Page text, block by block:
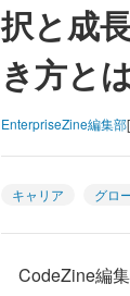
択と成
き方と
EnterpriseZine編集部
キャリア グロ
CodeZine編